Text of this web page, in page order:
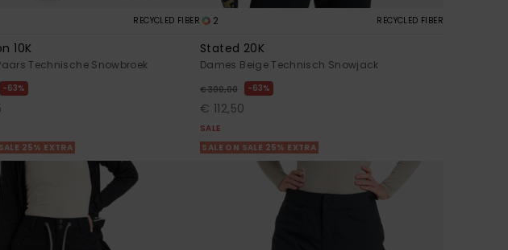
RECYCLED FIBER
10K
Technische Snowbroek
63%
25% EXTRA
2 RECYCLED FIBER
Stated 20K
Dames Beige Technisch Snowjack
€ 300,00 63%
€ 112,50
SALE
SALE ON SALE 25% EXTRA